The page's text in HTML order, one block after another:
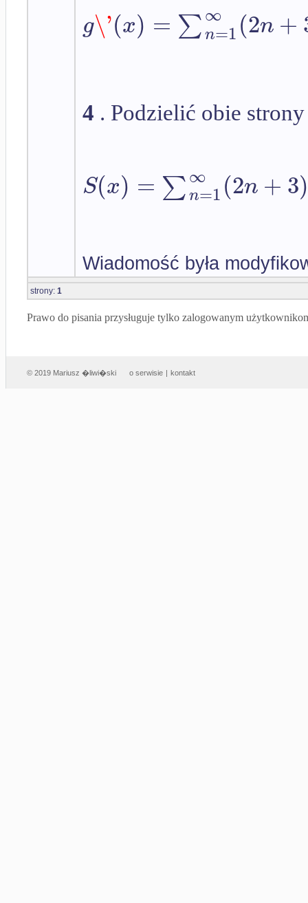
g\'(x) = ∑∞
n=1(2n +
4 . Podzielić obie
S(x) = ∑∞
n=1(2n +3)
Wiadomość była
strony: 1
Prawo do pisania przysługuje tylko zalogowanym
© 2019 Mariusz �liwi�ski o serwisie | kontakt